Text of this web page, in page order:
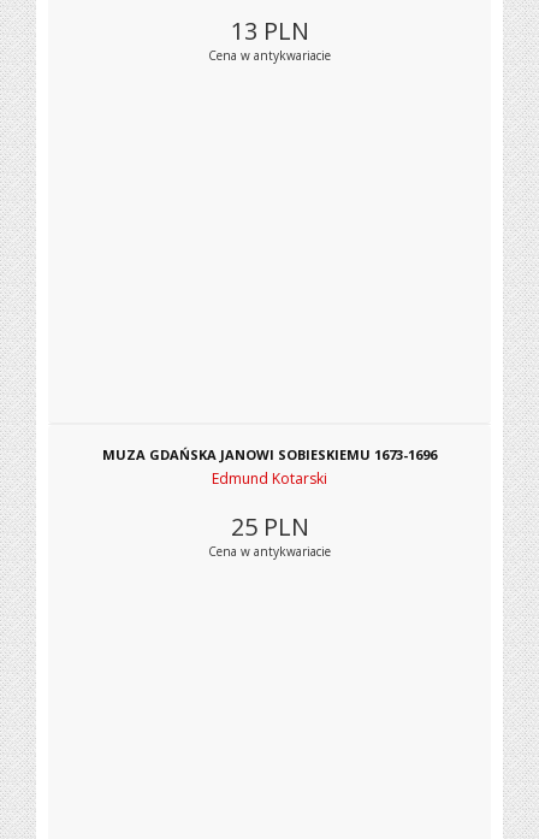
13 PLN
Cena w antykwariacie
MUZA GDAŃSKA JANOWI SOBIESKIEMU 1673-1696
Edmund Kotarski
25 PLN
Cena w antykwariacie